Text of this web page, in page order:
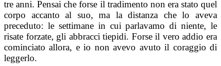
tre anni. Pensai che forse il tradimento non era stato quel
corpo accanto al suo, ma la distanza che lo aveva
preceduto: le settimane in cui parlavamo di niente, le
risate forzate, gli abbracci tiepidi. Forse il vero addio era
cominciato allora, e io non avevo avuto il coraggio di
leggerlo.